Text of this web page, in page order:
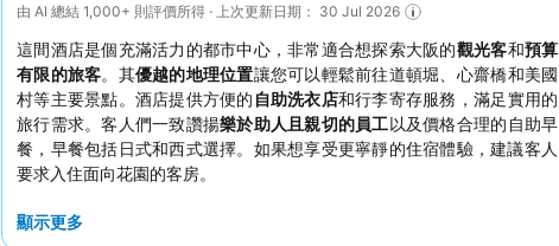
由 AI 總結 1,000+ 則評價所得 · 上次更新日期： 30 Jul 2026
這間酒店是個充滿活力的都市中心，非常適合想探索大阪的觀光客和預算
有限的旅客。其優越的地理位置讓您可以輕鬆前往道頓堀、心齋橋和美國
村等主要景點。酒店提供方便的 自助洗衣店和行李寄存服務，滿足實用的
旅行需求。客人們一致讚揚樂於助人且親切的員工以及價格合理的自助早
餐，早餐包括日式和西式選擇。如果想享受更寧靜的住宿體驗，建議客人
要求入住面向花園的客房。
顯示更多